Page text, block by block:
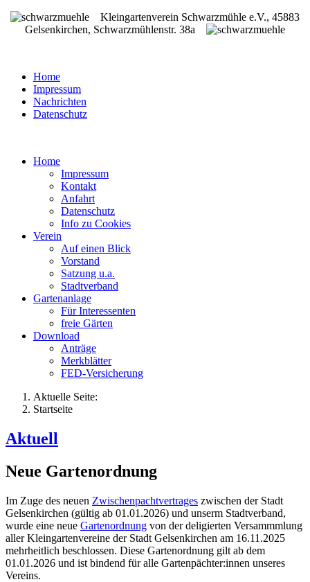
Kleingartenverein Schwarzmühle e.V., 45883
Gelsenkirchen, Schwarzmühlenstr. 38a
Home
Impressum
Nachrichten
Datenschutz
Home
Impressum
Kontakt
Anfahrt
Datenschutz
Info zu Cookies
Verein
Auf einen Blick
Vorstand
Satzung u.a.
Stadtverband
Gartenanlage
Für Interessenten
freie Gärten
Download
Anträge
Merkblätter
FED-Versicherung
Aktuelle Seite:
Startseite
Aktuell
Neue Gartenordnung
Im Zuge des neuen Zwischenpachtvertrages zwischen der Stadt
Gelsenkirchen (gültig ab 01.01.2026) und unserm Stadtverband,
wurde eine neue Gartenordnung von der deligierten Versammmlung
aller Kleingartenvereine der Stadt Gelsenkirchen am 16.11.2025
mehrheitlich beschlossen. Diese Gartenordnung gilt ab dem
01.01.2026 und ist bindend für alle Gartenpächter:innen unseres
Vereins.